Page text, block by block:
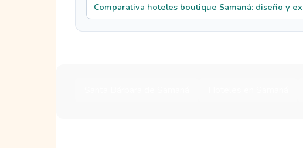
Comparativa hoteles boutique Samaná: diseño y